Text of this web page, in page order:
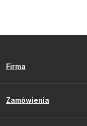
Firma
Zamówienia